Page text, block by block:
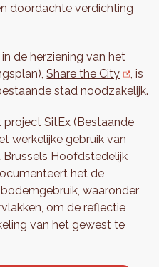
doordachte verdichting
de herziening van het
Share the City
, is
stad noodzakelijk.
projectSitEx (Bestaande
werkelijke gebruik van
Brussels Hoofdstedelijk
het de
waaronder
om de reflectie
van het gewest te